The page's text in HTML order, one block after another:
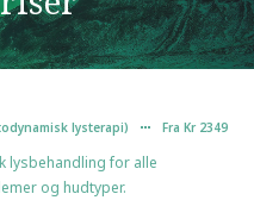
lysterapi) Fra Kr 2349
lysbehandling for alle
og hudtyper.